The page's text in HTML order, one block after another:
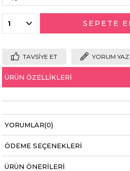
TAVSIYE ET YORUM YAZ
ÜRÜN ÖZELLIKLERI
YORUMLAR(0)
ÖDEME SEÇENEKLERI
ÜRÜN ÖNERILERI